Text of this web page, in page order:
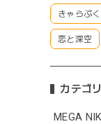
きゃらぷ
恋と深空
カテゴ
MEGA